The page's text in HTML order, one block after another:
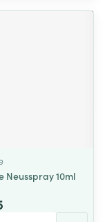
Neusspray 10ml